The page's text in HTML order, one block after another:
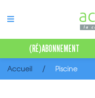
(RÉ)ABONNEMENT
Accueil Piscine